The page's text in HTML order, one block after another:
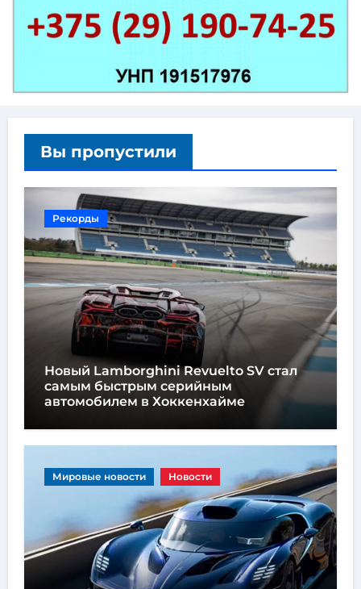
Вы пропустили
Рекорды
Новый Lamborghini Revuelto SV стал
самым быстрым серийным
автомобилем в Хоккенхайме
Мировые новости Новости